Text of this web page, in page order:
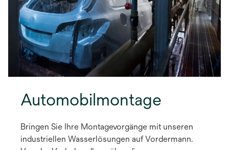
Automobilmontage
Bringen Sie Ihre Montagevorgänge mit unseren
industriellen Wasserlösungen auf Vordermann.